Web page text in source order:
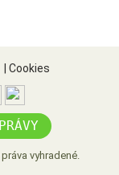
Cookies
vyhradené.